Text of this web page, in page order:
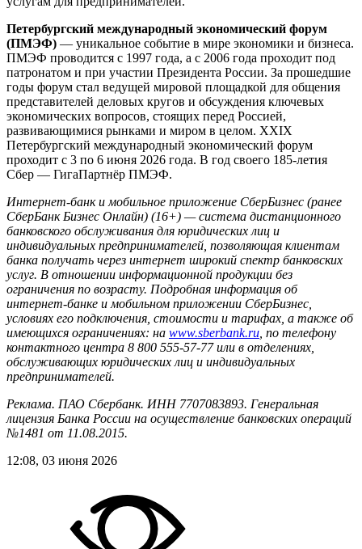
Петербургский международный экономический форум
(ПМЭФ) — уникальное событие в мире экономики и бизнеса.
ПМЭФ проводится с 1997 года, а с 2006 года проходит под
патронатом и при участии Президента России. За прошедшие
годы форум стал ведущей мировой площадкой для общения
представителей деловых кругов и обсуждения ключевых
экономических вопросов, стоящих перед Россией,
развивающимися рынками и миром в целом. XXIX
Петербургский международный экономический форум
проходит с 3 по 6 июня 2026 года. В год своего 185-летия
Сбер — ГигаПартнёр ПМЭФ.
Интернет-банк и мобильное приложение СберБизнес (ранее
СберБанк Бизнес Онлайн) (16+) — система дистанционного
банковского обслуживания для юридических лиц и
индивидуальных предпринимателей, позволяющая клиентам
банка получать через интернет широкий спектр банковских
услуг. В отношении информационной продукции без
ограничения по возрасту. Подробная информация об
интернет-банке и мобильном приложении СберБизнес,
условиях его подключения, стоимости и тарифах, а также об
имеющихся ограничениях: на www.sberbank.ru , по телефону
контактного центра 8 800 555-57-77 или в отделениях,
обслуживающих юридических лиц и индивидуальных
предпринимателей.
Реклама. ПАО Сбербанк. ИНН 7707083893. Генеральная
лицензия Банка России на осуществление банковских операций
№1481 от 11.08.2015.
12:08, 03 июня 2026